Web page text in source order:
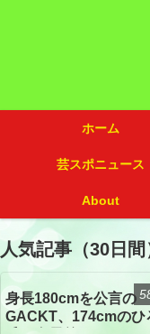
ホーム
芸スポニュース
About
人気記事（30日間
身長180cmを公言の
GACKT、174cmのひ